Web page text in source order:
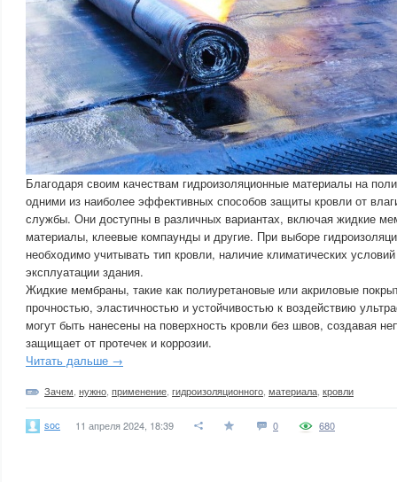
Благодаря своим качествам гидроизоляционные материалы на
одними из наиболее эффективных способов защиты кровли от
службы. Они доступны в различных вариантах, включая жидкие
материалы, клеевые компаунды и другие. При выборе
необходимо учитывать тип кровли, наличие климатических
эксплуатации здания.
Жидкие мембраны, такие как полиуретановые или акриловые
прочностью, эластичностью и устойчивостью к воздействию
могут быть нанесены на поверхность кровли без швов, создавая
защищает от протечек и коррозии.
Читать дальше →
Зачем нужно применение гидроизоляционного материала кровли
soc 11 апреля 2024, 18:39 0 680